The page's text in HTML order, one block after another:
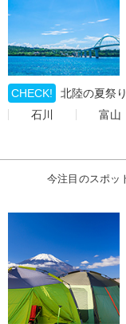
CHECK!
北陸の夏祭
石川
富山
今注目のスポッ